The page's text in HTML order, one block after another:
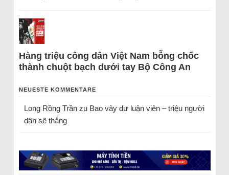
Hàng triệu công dân Việt Nam bỗng chốc
thành chuột bạch dưới tay Bộ Công An
NEUESTE KOMMENTARE
Long Rồng Trầnzu Bao vây dư luận viên – triệu người
dân sẽ thắng